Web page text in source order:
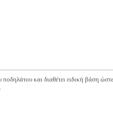
και διαθέτει ειδική βάση